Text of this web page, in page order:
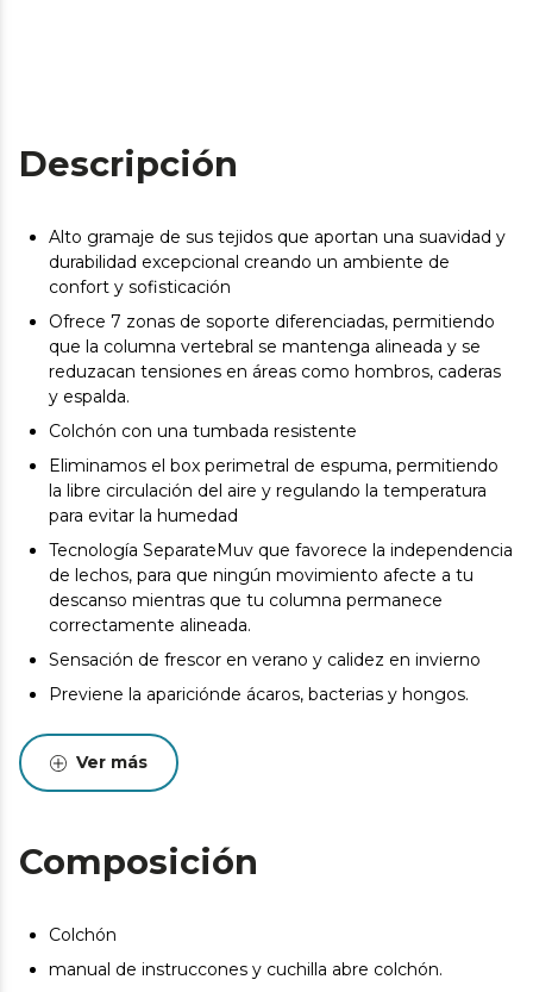
Descripción
Alto gramaje de sus tejidos que aportan una suavidad y
durabilidad excepcional creando un ambiente de
confort y sofisticación
Ofrece 7 zonas de soporte diferenciadas, permitiendo
que la columna vertebral se mantenga alineada y se
reduzacan tensiones en áreas como hombros, caderas
y espalda.
Colchón con una tumbada resistente
Eliminamos el box perimetral de espuma, permitiendo
la libre circulación del aire y regulando la temperatura
para evitar la humedad
Tecnología SeparateMuv que favorece la independencia
de lechos, para que ningún movimiento afecte a tu
descanso mientras que tu columna permanece
correctamente alineada.
Sensación de frescor en verano y calidez en invierno
Previene la apariciónde ácaros, bacterias y hongos.
Diseñado y fabricado en Valencia
Pueden existir leves diferencias entre el producto
mostrado y el entregado en cuanto a color, tejido o
Ver más
Composición
Colchón
manual de instruccones y cuchilla abre colchón.